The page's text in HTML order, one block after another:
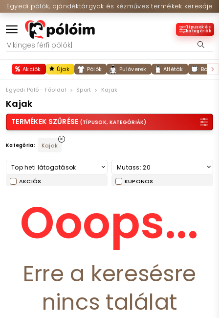
Egyedi pólók, ajándéktárgyak és kézműves termékek keresője
Típusok és
kategóriák
Akciók Újak Pólók Pulóverek Atléták
Egyedi Póló - Főoldal Sport Kajak
Kajak
TERMÉKEK SZŰRÉSE (TÍPUSOK, KATEGÓRIÁK)
Kategória: Kajak
Top heti látogatások Mutass: 20
AKCIÓS KUPONOS
Ooops...
Erre a keresésre
nincs találat